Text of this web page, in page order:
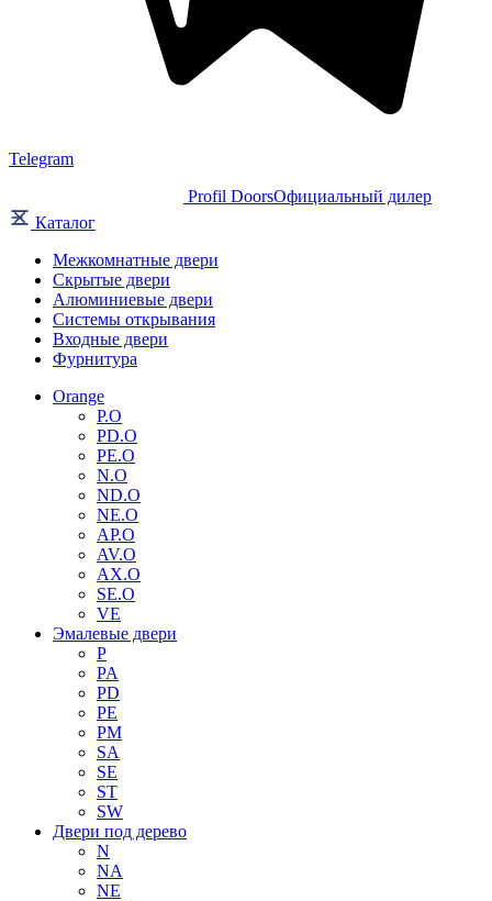
Telegram
Profil DoorsОфициальный дилер
Каталог
Межкомнатные двери
Скрытые двери
Алюминиевые двери
Системы открывания
Входные двери
Фурнитура
Orange
P.O
PD.O
PE.O
N.O
ND.O
NE.O
AP.O
AV.O
AX.O
SE.O
VE
Эмалевые двери
P
PA
PD
PE
PM
SA
SE
ST
SW
Двери под дерево
N
NA
NE